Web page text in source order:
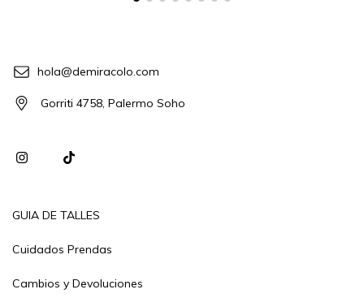
hola@demiracolo.com
Gorriti 4758, Palermo Soho
GUIA DE TALLES
Cuidados Prendas
Cambios y Devoluciones